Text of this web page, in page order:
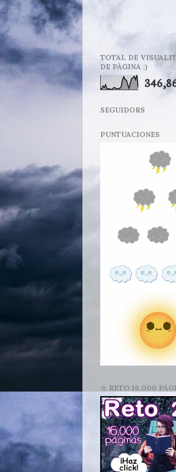
TOTAL DE
DE PÀGINA :)
SEGUIDORS
PUNTUACIONES
☆ RETO 16.000